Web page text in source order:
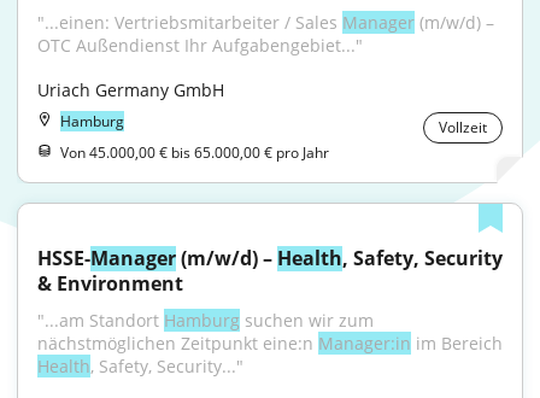
"...einen: Vertriebsmitarbeiter / Sales Manager (m/w/d) –
OTC Außendienst Ihr Aufgabengebiet..."
Uriach Germany GmbH
Hamburg
Vollzeit
Von 45.000,00 € bis 65.000,00 € pro Jahr
HSSE-Manager (m/w/d) – Health, Safety, Security
& Environment
"...am Standort Hamburg suchen wir zum
nächstmöglichen Zeitpunkt eine:n Manager:in
Health, Safety, Security..."